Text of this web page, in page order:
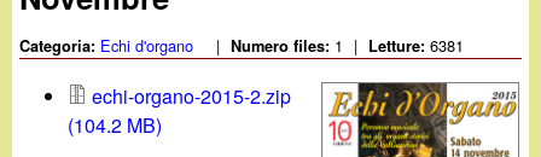
w
i
r
qui
Categoria: Echi d'organo | Numero files: 1 | Letture:6381
echi-organo-2015-2.zip
(104.2 MB)